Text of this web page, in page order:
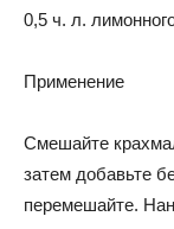
0,5 ч. л.
Применение
Смешайте
затем добавьте
перемешайте.